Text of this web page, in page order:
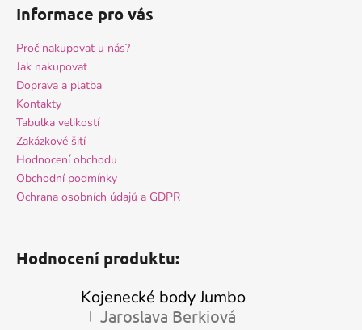
Informace pro vás
Proč nakupovat u nás?
Jak nakupovat
Doprava a platba
Kontakty
Tabulka velikostí
Zakázkové šití
Hodnocení obchodu
Obchodní podmínky
Ochrana osobních údajů a GDPR
Hodnocení produktu:
Kojenecké body Jumbo
Hodnocení produktu je 5 z 5 hvězdiček.
| Jaroslava Berkiová